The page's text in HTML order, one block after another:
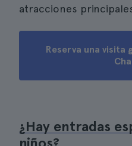
atracciones
Reserva una visita
¿Hay entradas